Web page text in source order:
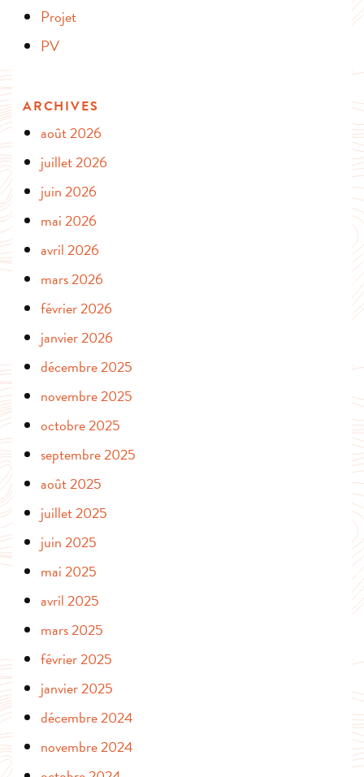
Projet
PV
ARCHIVES
août 2026
juillet 2026
juin 2026
mai 2026
avril 2026
mars 2026
février 2026
janvier 2026
décembre 2025
novembre 2025
octobre 2025
septembre 2025
août 2025
juillet 2025
juin 2025
mai 2025
avril 2025
mars 2025
février 2025
janvier 2025
décembre 2024
novembre 2024